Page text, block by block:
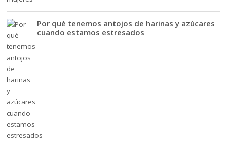
Por qué tenemos antojos de harinas y azúcares
cuando estamos estresados